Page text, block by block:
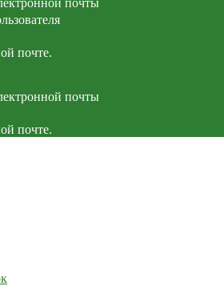
почты
почте.
почты
почте.